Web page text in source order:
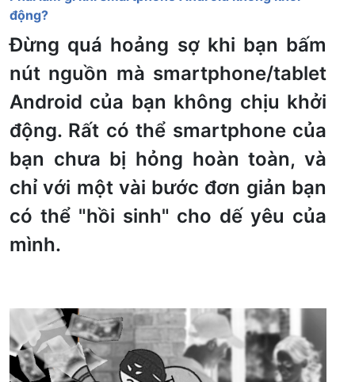
động?
Đừng quá hoảng sợ khi bạn bấm
nút nguồn mà smartphone/tablet
Android của bạn không chịu khởi
động. Rất có thể smartphone của
bạn chưa bị hỏng hoàn toàn, và
chỉ với một vài bước đơn giản bạn
có thể "hồi sinh" cho dế yêu của
mình.